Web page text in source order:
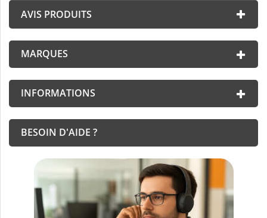
AVIS PRODUITS
MARQUES
INFORMATIONS
BESOIN D'AIDE ?